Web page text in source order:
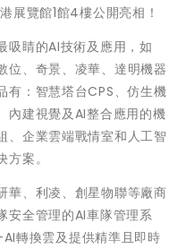
展覽館1館4樓公開亮相！
吸睛的AI技術及應用，如
位、奇景、凌華、達明機器
有：智慧塔台CPS、仿生機
內建視覺及AI整合應用的機
、企業雲端戰情室和人工智
案。
華、利凌、創星物聯等廠商
安全管理的AI車隊管理系
轉換雲及提供精準且即時